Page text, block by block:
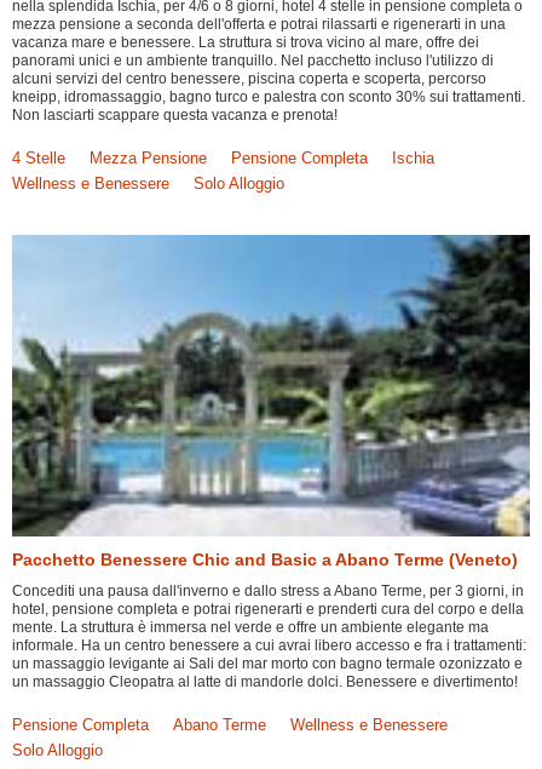
nella splendida Ischia, per 4/6 o 8 giorni, hotel 4 stelle in pensione completa o
mezza pensione a seconda dell'offerta e potrai rilassarti e rigenerarti in una
vacanza mare e benessere. La struttura si trova vicino al mare, offre dei
panorami unici e un ambiente tranquillo. Nel pacchetto incluso l'utilizzo di
alcuni servizi del centro benessere, piscina coperta e scoperta, percorso
kneipp, idromassaggio, bagno turco e palestra con sconto 30% sui trattamenti.
Non lasciarti scappare questa vacanza e prenota!
4 Stelle Mezza Pensione Pensione Completa
Ischia
Wellness e Benessere
Solo Alloggio
Pacchetto Benessere Chic and Basic a Abano Terme (Veneto)
Concediti una pausa dall'inverno e dallo stress a Abano Terme, per 3 giorni, in
hotel, pensione completa e potrai rigenerarti e prenderti cura del corpo e della
mente. La struttura è immersa nel verde e offre un ambiente elegante ma
informale. Ha un centro benessere a cui avrai libero accesso e fra i trattamenti:
un massaggio levigante ai Sali del mar morto con bagno termale ozonizzato e
un massaggio Cleopatra al latte di mandorle dolci. Benessere e divertimento!
Pensione Completa Abano Terme
Wellness e Benessere
Solo Alloggio